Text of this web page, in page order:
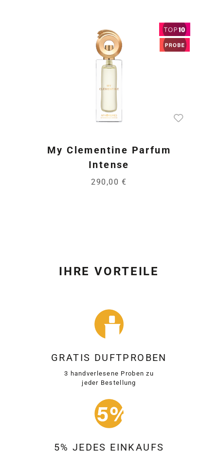
My Clementine Parfum
Intense
290,00 €
IHRE VORTEILE
GRATIS DUFTPROBEN
3 handverlesene Proben zu
jeder Bestellung
5% JEDES EINKAUFS